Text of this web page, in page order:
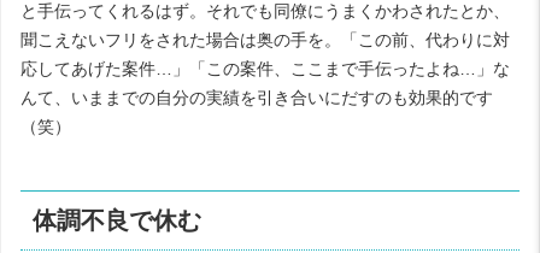
と手伝ってくれるはず。それでも同僚にうまくかわされたとか、
聞こえないフリをされた場合は奥の手を。「この前、代わりに対
応してあげた案件…」「この案件、ここまで手伝ったよね…」な
んて、いままでの自分の実績を引き合いにだすのも効果的です
（笑）
体調不良で休む